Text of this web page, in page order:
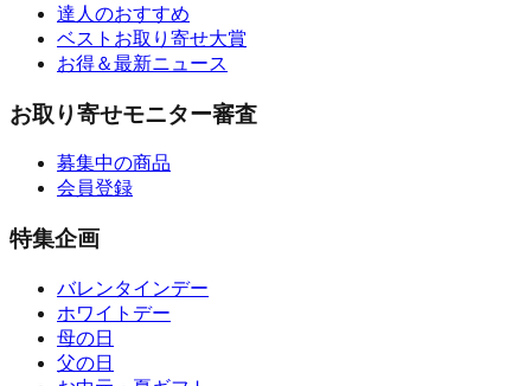
達人のおすすめ
ベストお取り寄せ大賞
お得＆最新ニュース
お取り寄せモニター審査
募集中の商品
会員登録
特集企画
バレンタインデー
ホワイトデー
母の日
父の日